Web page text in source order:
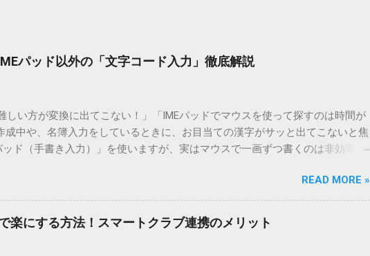
パッド以外の「文字コード入力」徹底解説
しい方が変換に出てこない！」「IMEパッドでマウスを使って探すのは時間が
中や、名簿入力をしているときに、お目当ての漢字がサッと出てこないと焦
ド（手書き入力）」を使いますが、実はマウスで一画ずつ書くのは非効率で
特殊記号を呼び出す「文字コード入力」のテクニックを詳しく解説します。
の入力で手を止める必要はありません。 1. なぜ「変換」しても旧字・外字
変換で出てこない漢字があるのでしょうか。その理由は、パソコンが文字を
ンで一般的に使われる漢字は、JIS規格（日本産業規格）によって「第1水
ます。しかし、人名や地名に使われる非常に古い漢字（旧字）や、特定の組
READ MORE »
楽にする方法！スマートクラブ連携のメリット